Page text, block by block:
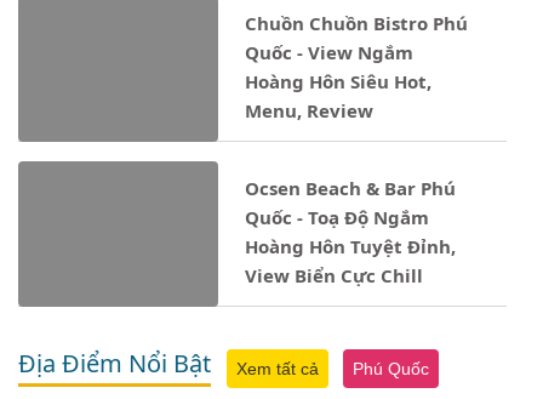
Chuồn Chuồn Bistro Phú
Quốc - View Ngắm
Hoàng Hôn Siêu Hot,
Menu, Review
Ocsen Beach & Bar Phú
Quốc - Toạ Độ Ngắm
Hoàng Hôn Tuyệt Đỉnh,
View Biển Cực Chill
Địa Điểm Nổi Bật Xem tất cả Phú Quốc